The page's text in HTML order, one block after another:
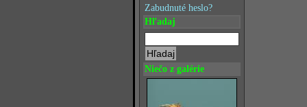
Zabudnuté heslo?
Hľadaj
Niečo z galérie